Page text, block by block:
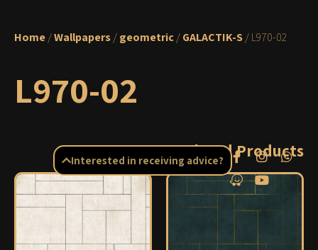
Home/Wallpapers/geometric/GALACTIK-S/ L970-02
L970-02
Related Products
Interested in receiving advice?